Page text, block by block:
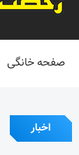
صفحه خانگی
اخبار